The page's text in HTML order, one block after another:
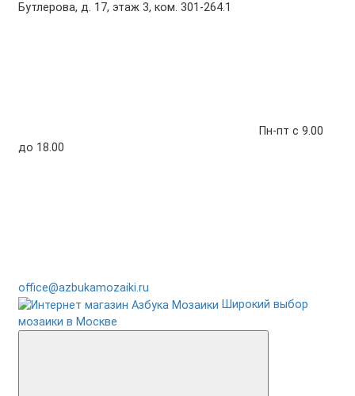
Бутлерова, д. 17, этаж 3, ком. 301-264.1
Пн-пт с 9.00
до 18.00
office@azbukamozaiki.ru
Широкий выбор
мозаики в Москве